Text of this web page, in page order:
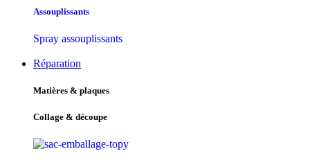
Assouplissants
Spray assouplissants
Réparation
Matières & plaques
Collage & découpe